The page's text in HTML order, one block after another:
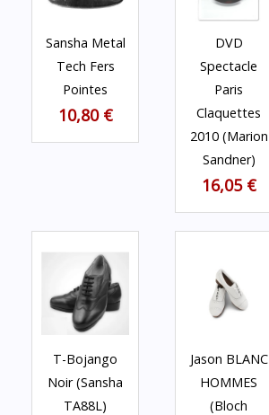
Sansha Metal
Tech Fers
Pointes
10,80 €
DVD
Spectacle
Paris
Claquettes
2010 (Marion
Sandner)
16,05 €
T-Bojango
Noir (Sansha
TA88L)
Jason BLANC
HOMMES
(Bloch